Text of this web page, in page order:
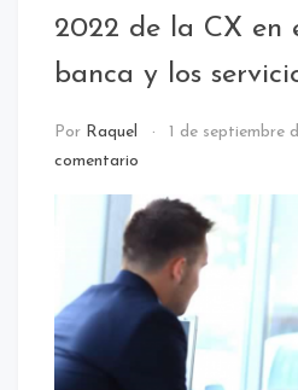
Calidad
2022 de la CX en
banca y los
Por Raquel 1 de septiembre
comentario